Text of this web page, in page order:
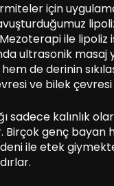
için
ile lipoliz
ultrasonik
de derinin
ve bilek
sadece kalınlık
genç bayan
ile etek